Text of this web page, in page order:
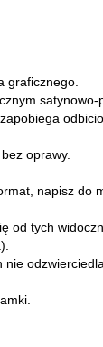
graficznego.
oprawy.
napisz do
od tych